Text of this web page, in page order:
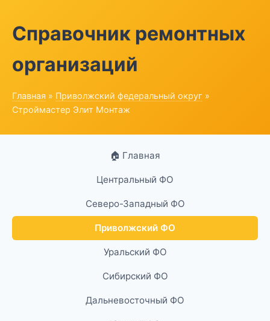
Справочник ремонтных
организаций
Главная » Приволжский федеральный округ »
Строймастер Элит Монтаж
🏠 Главная
Центральный ФО
Северо-Западный ФО
Приволжский ФО
Уральский ФО
Сибирский ФО
Дальневосточный ФО